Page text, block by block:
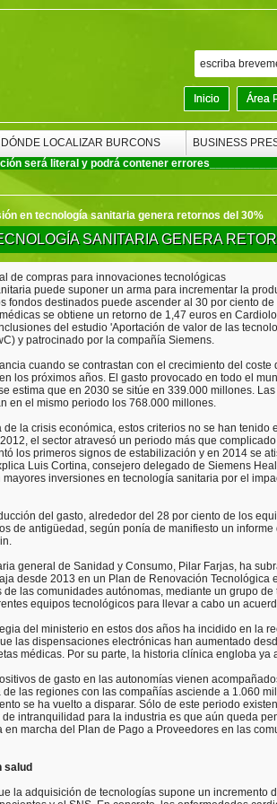
Inicio Área
DÓNDE LOCALIZAR BURCONS
BUSINESS
será literal y podrá contener errores
en tecnología sanitaria genera retornos del 30%
SANITARIA GENERA
de compras para innovaciones tecnológicas
puede suponer un arma para incrementar la
fondos destinados puede ascender al 30 por ciento
se obtiene un retorno de 1,47 euros en
del estudio 'Aportación de valor de las
y patrocinado por la compañía Siemens.
cuando se contrastan con el crecimiento del
los próximos años. El gasto provocado en todo el
estima que en 2030 se sitúe en 339.000 millones.
en el mismo periodo los 768.000 millones.
de la crisis económica, estos criterios no se han
el sector atravesó un periodo más que
los primeros signos de estabilización y en 2014 se
Luis Cortina, consejero delegado de Siemens
mayores inversiones en tecnología sanitaria por el
del gasto, alrededor del 28 por ciento de los
de antigüedad, según ponía de manifiesto un
general de Sanidad y Consumo, Pilar Farjas, ha
desde 2013 en un Plan de Renovación Tecnológica
de las comunidades autónomas, mediante un grupo
equipos tecnológicos para llevar a cabo un
del ministerio en estos dos años ha incidido en la
las dispensaciones electrónicas han aumentado
médicas. Por su parte, la historia clínica engloba ya
de gasto en las autonomías vienen
las regiones con las compañías asciende a 1.060
se ha vuelto a disparar. Sólo de este periodo
intranquilidad para la industria es que aún queda
en marcha del Plan de Pago a Proveedores en las
salud
la adquisición de tecnologías supone un incremento